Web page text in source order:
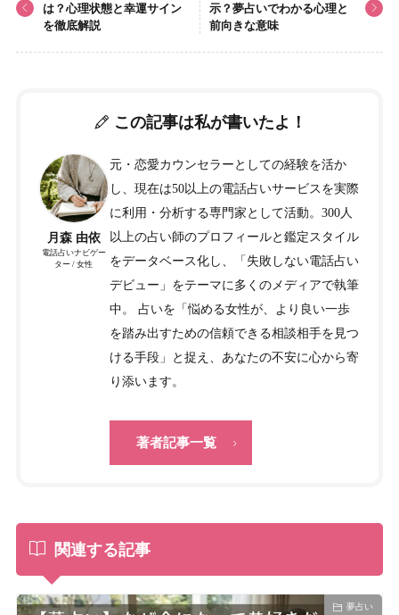
は？心理状態と幸運サイン
を徹底解説
示？夢占いでわかる心理と
前向きな意味
この記事は私が書いたよ！
月森 由依
電話占いナビゲー
ター / 女性
元・恋愛カウンセラーとしての経験を活か
し、現在は50以上の電話占いサービスを実際
に利用・分析する専門家として活動。300人
以上の占い師のプロフィールと鑑定スタイル
をデータベース化し、「失敗しない電話占い
デビュー」をテーマに多くのメディアで執筆
中。 占いを「悩める女性が、より良い一歩
を踏み出すための信頼できる相談相手を見つ
ける手段」と捉え、あなたの不安に心から寄
り添います。
著者記事一覧
関連する記事
夢占い